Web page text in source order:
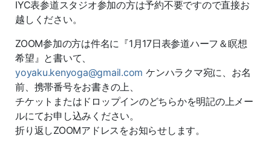
IYC表参道スタジオ参加の方は予約不要ですので直接お
越しください。
ZOOM参加の方は件名に『1月17日表参道ハーフ＆瞑想
希望』と書いて、
yoyaku.kenyoga@gmail.com ケンハラクマ宛に、お名
前、携帯番号をお書きの上、
チケットまたはドロップインのどちらかを明記の上メー
ルにてお申し込みください。
折り返しZOOMアドレスをお知らせします。